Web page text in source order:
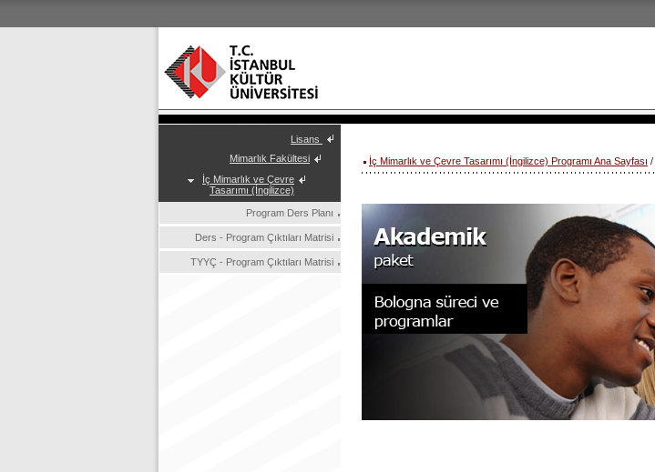
Lisans
Mimarlık Fakültesi
İç Mimarlık ve Çevre
Tasarımı (İngilizce)
Program Ders Planı
Ders - Program Çıktıları Matrisi
TYYÇ - Program Çıktıları Matrisi
İç Mimarlık ve Çevre Tasarımı (İngilizce) Programı Ana Sayfası /